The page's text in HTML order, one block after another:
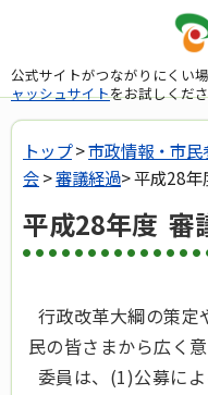
公式サイトがつながりにくい
ャッシュサイトをお試しくだ
トップ>市政情報・市民
会>審議経過> 平成28
平成28年度 審
行政改革大綱の策定
民の皆さまから広く
委員は、(1)公募に